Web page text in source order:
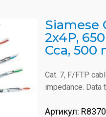
Siamese
2x4P,
Cca, 500
Cat. 7, F/FTP
impedance.
Артикул: